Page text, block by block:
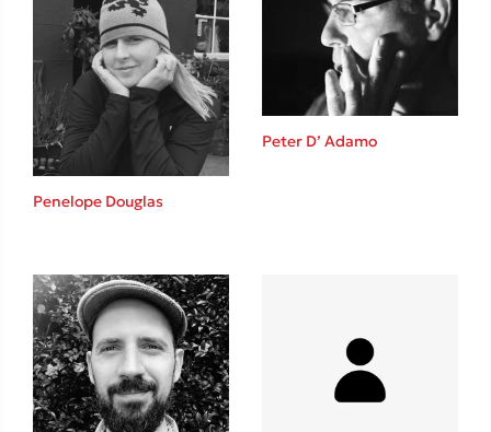
Mel Robbins
Δημοφιλείς Συγγραφείς
Penelope Douglas
Peter D’ Adamo